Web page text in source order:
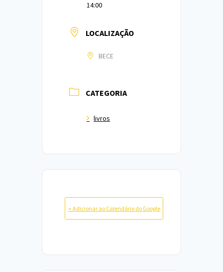
14:00
LOCALIZAÇÃO
BECE
CATEGORIA
livros
+ Adicionar ao Calendário do Google